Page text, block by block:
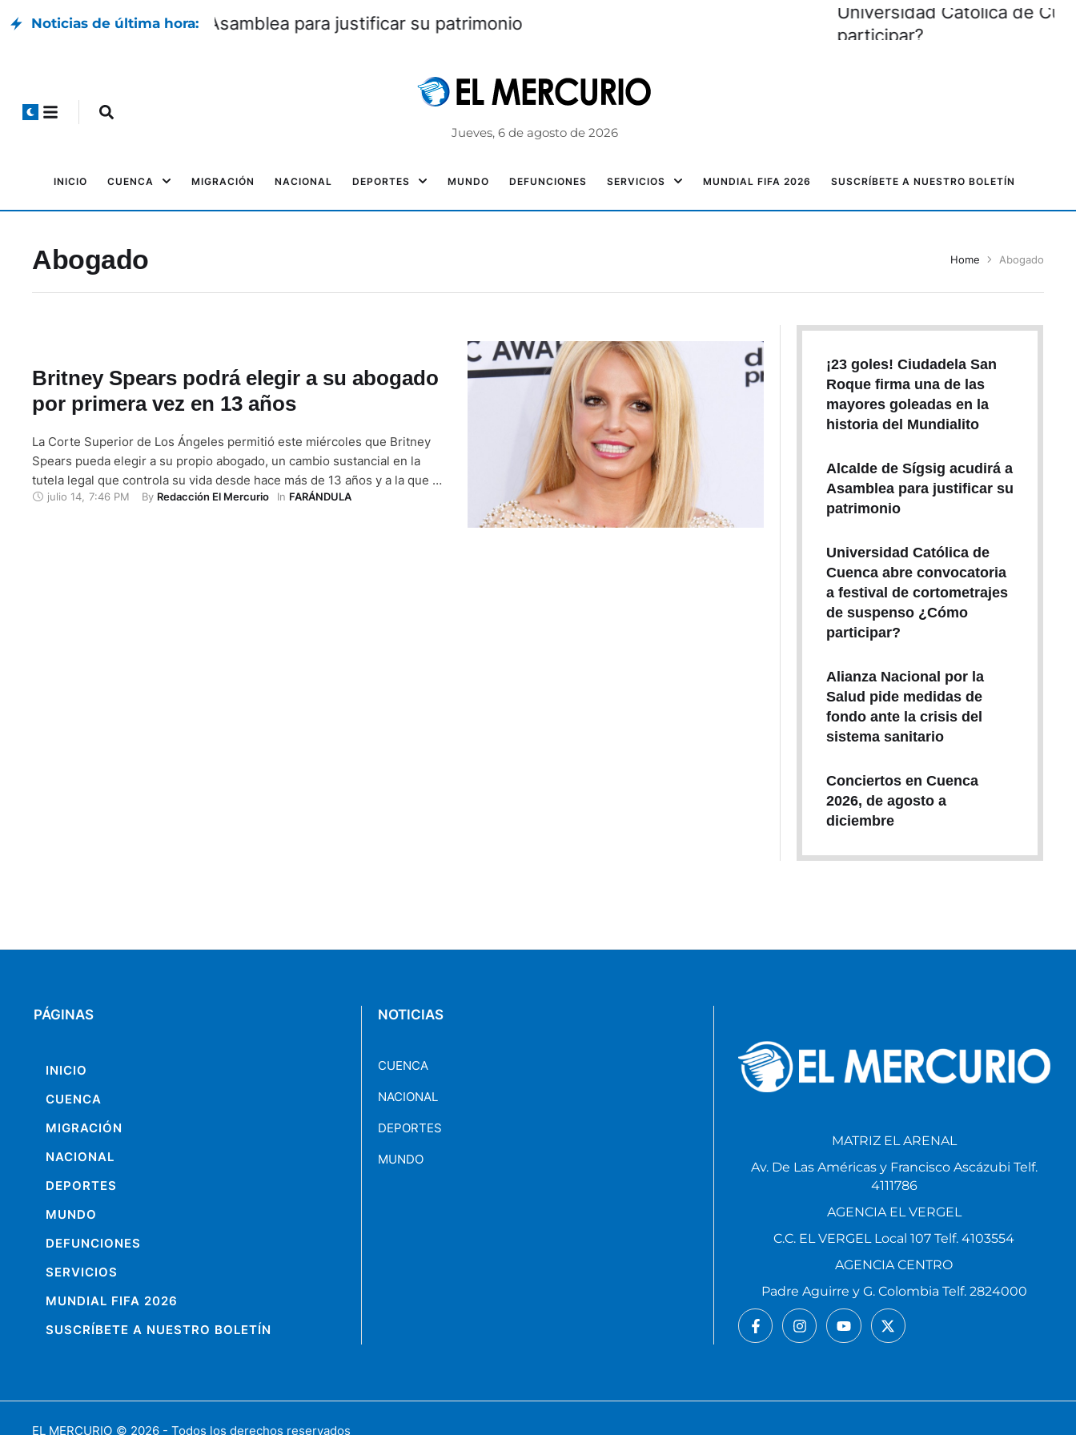
Noticias de última hora:
del Mundialito Alcalde de Sígsig acudirá a Asamblea para justificar su patrimonio
Jueves, 6 de agosto de 2026
MIGRACIÓN SUSCRÍBETE A NUESTRO BOLETÍN
Abogado
Britney Spears podrá elegir a su abogado
por primera vez en 13 años
La Corte Superior de Los Ángeles permitió este miércoles que Britney
Spears pueda elegir a su propio abogado, un cambio sustancial en la
tutela legal que controla su vida desde hace más de 13 años y a la que la
cantante quiere poner fin. A partir de ahora, Britney estará representada
julio 14, 7:46 PM By Redacción El Mercurio In FARÁNDULA
¡23 goles! Ciudadela San
Roque firma una de las
mayores goleadas en la
historia del Mundialito
Alcalde de Sígsig acudirá a
Asamblea para justificar su
patrimonio
Universidad Católica de
Cuenca abre convocatoria
a festival de cortometrajes
de suspenso ¿Cómo
participar?
Alianza Nacional por la
Salud pide medidas de
fondo ante la crisis del
sistema sanitario
Conciertos en Cuenca
2026, de agosto a
diciembre
PÁGINAS
INICIO
CUENCA
MIGRACIÓN
NACIONAL
DEPORTES
MUNDO
DEFUNCIONES
SERVICIOS
MUNDIAL FIFA 2026
SUSCRÍBETE A NUESTRO BOLETÍN
NOTICIAS
CUENCA
NACIONAL
DEPORTES
MUNDO
MATRIZ EL ARENAL
Av. De Las Américas y Francisco Ascázubi Telf.
4111786
AGENCIA EL VERGEL
C.C. EL VERGEL Local 107 Telf. 4103554
AGENCIA CENTRO
Padre Aguirre y G. Colombia Telf. 2824000
EL MERCURIO © 2026 - Todos los derechos reservados